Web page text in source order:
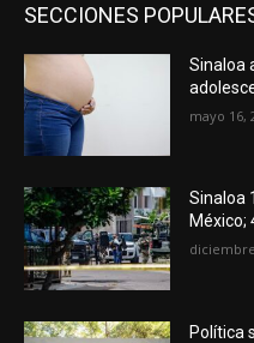
SECCIONES
Sinaloa
mayo 16,
Sinaloa
México;
Política